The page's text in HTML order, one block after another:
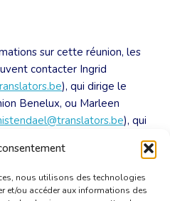
nous utilisons des technologies
et/ou accéder aux informations des
sur cette réunion, les
contacter Ingrid
), qui dirige le
Benelux, ou Marleen
), qui